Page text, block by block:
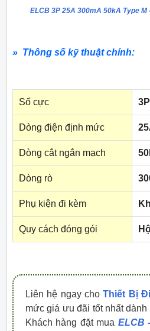
ELCB 3P 25A 300mA 50kA Type M
» Thông số kỹ thuật chính:
Số cực 3P
Dòng điện định mức
Dòng cắt ngắn mạch
Dòng rò
Phụ kiện đi kèm
Quy cách đóng gói
Liên hệ ngay choThiết Bị
mức giá ưu đãi tốt nhất dành
Khách hàng đặt mua ELCB